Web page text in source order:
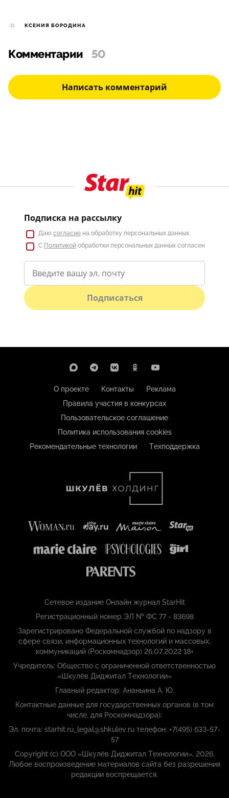
КСЕНИЯ БОРОДИНА
Комментарии 50
Написать комментарий
Подписка на рассылку
Даю согласие на обработку персональных данных
С Политикой обработки персональных данных согласен
Подписаться
О проекте Контакты
Реклама
Правила участия в конкурсах
Пользовательское соглашение
Политика использования cookies
Рекомендательные технологии
Техподдержка
Сетевое издание Онлайн журнал StarHit
Регистрационный номер ЭЛ № ФС 77 - 83698
Зарегистрировано Федеральной службой по надзору в
сфере связи, информационных технологий и массовых,
коммуникаций (Роскомнадзор) 26.07.2022 18+
Учредитель: Общество с ограниченной ответственностью
«Шкулёв Диджитал Технологии»
Главный редактор: Ананьина А. Ю.
Контактные данные для государственных органов (в том
числе, для Роскомнадзора):
Эл. почта: starhit.ru_legal@shkulev.ru телефон: +7(495) 633-57-
57
Copyright (с) ООО «Шкулёв Диджитал Технологии», 2026.
Любое воспроизведение материалов сайта без разрешения
редакции воспрещается.